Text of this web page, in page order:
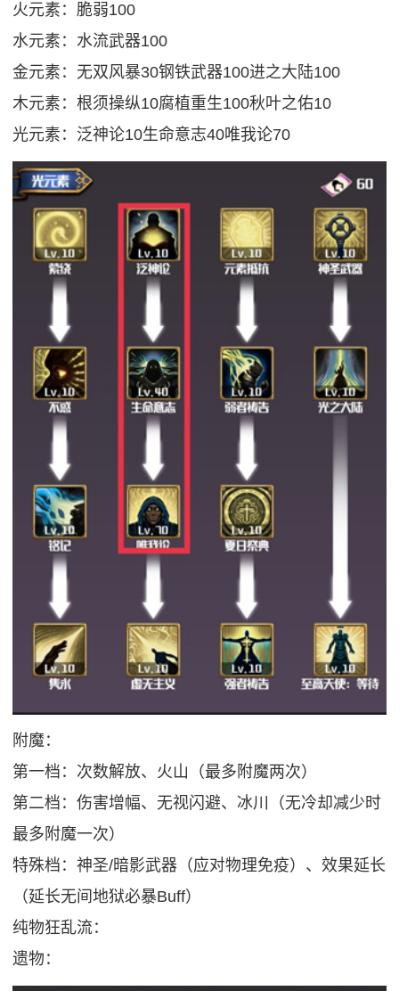
火元素：脆弱100
水元素：水流武器100
金元素：无双风暴30钢铁武器100进之大陆100
木元素：根须操纵10腐植重生100秋叶之佑10
光元素：泛神论10生命意志40唯我论70
附魔：
第一档：次数解放、火山（最多附魔两次）
第二档：伤害增幅、无视闪避、冰川（无冷却减少时
最多附魔一次）
特殊档：神圣/暗影武器（应对物理免疫）、效果延长
（延长无间地狱必暴Buff）
纯物狂乱流：
遗物：